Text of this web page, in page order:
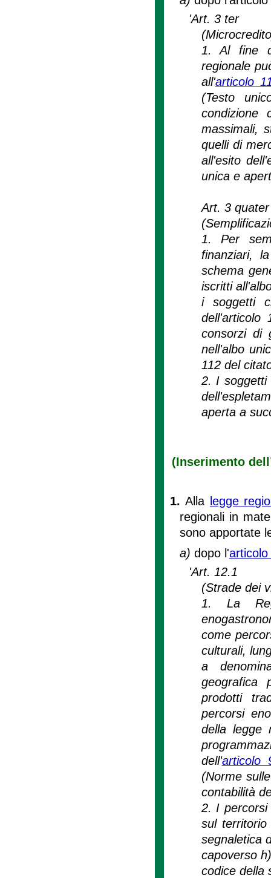
'Art. 3 ter
1. Al fine
regionale
all'articolo
(Testo
condizione
massimali,
quelli di
all'esito
unica e
Art. 3 quater
1. Per
finanziari,
schema
iscritti
i soggetti
dell'articolo
consorzi di
nell'albo
112 del
2. I soggetti
aperta a
(Inserimento
1.Alla legge
regionali in
sono apportate
a) dopo l'articolo
'Art. 12.1
(Strade dei
1. La
come
culturali,
a
geografica
prodotti
percorsi
della legge
dell'articolo
(Norme
contabilità
2. I
sul
segnaletica
capoverso
codice della